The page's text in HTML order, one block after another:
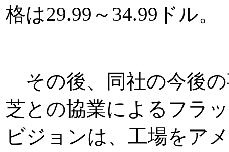
格は29.99～34.99ドル。
その後、同社の今後
芝との協業によるフラ
ビジョンは、工場をア